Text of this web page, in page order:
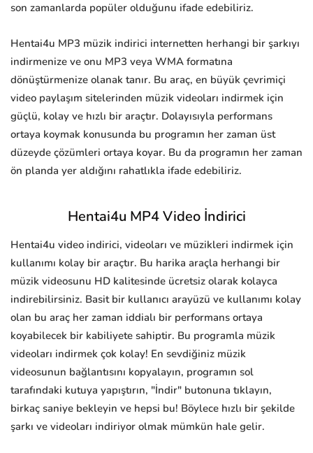
son zamanlarda popüler olduğunu ifade edebiliriz.
Hentai4u MP3 müzik indirici internetten herhangi bir şarkıyı
indirmenize ve onu MP3 veya WMA formatına
dönüştürmenize olanak tanır. Bu araç, en büyük çevrimiçi
video paylaşım sitelerinden müzik videoları indirmek için
güçlü, kolay ve hızlı bir araçtır. Dolayısıyla performans
ortaya koymak konusunda bu programın her zaman üst
düzeyde çözümleri ortaya koyar. Bu da programın her zaman
ön planda yer aldığını rahatlıkla ifade edebiliriz.
Hentai4u MP4 Video İndirici
Hentai4u video indirici, videoları ve müzikleri indirmek için
kullanımı kolay bir araçtır. Bu harika araçla herhangi bir
müzik videosunu HD kalitesinde ücretsiz olarak kolayca
indirebilirsiniz. Basit bir kullanıcı arayüzü ve kullanımı kolay
olan bu araç her zaman iddialı bir performans ortaya
koyabilecek bir kabiliyete sahiptir. Bu programla müzik
videoları indirmek çok kolay! En sevdiğiniz müzik
videosunun bağlantısını kopyalayın, programın sol
tarafındaki kutuya yapıştırın, "İndir" butonuna tıklayın,
birkaç saniye bekleyin ve hepsi bu! Böylece hızlı bir şekilde
şarkı ve videoları indiriyor olmak mümkün hale gelir.